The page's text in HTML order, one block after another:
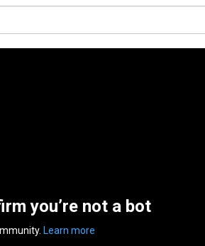
you’re not a bot
Learn more